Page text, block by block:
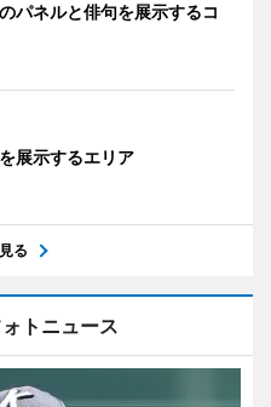
パネルと俳句を展示するコ
展示するエリア
る
トニュース